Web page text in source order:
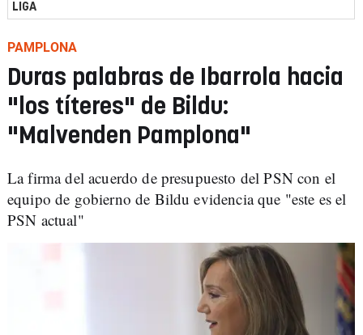
LIGA
PAMPLONA
Duras palabras de Ibarrola hacia
"los títeres" de Bildu:
"Malvenden Pamplona"
La firma del acuerdo de presupuesto del PSN con el
equipo de gobierno de Bildu evidencia que "este es el
PSN actual"